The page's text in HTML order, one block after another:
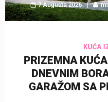
7 Augusta 2026
KUĆA
PRIZEMNA
DNEVNIM
GARAŽOM SA